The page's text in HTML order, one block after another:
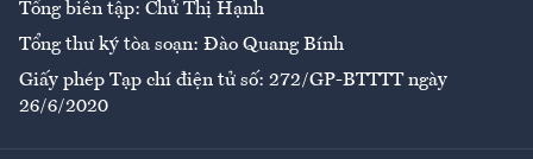
Tổng biên tập: Chử Thị Hạnh
Tổng thư ký tòa soạn: Đào Quang Bính
Giấy phép Tạp chí điện tử số: 272/GP-BTTTT ngày
26/6/2020